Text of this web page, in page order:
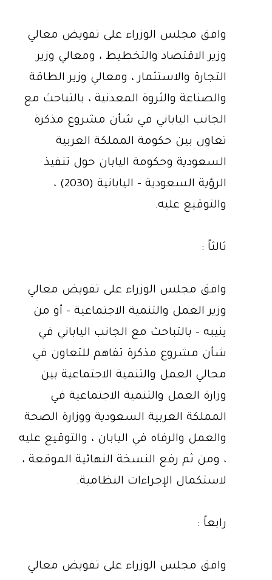
وافق مجلس الوزراء على تفويض معالي
وزير الاقتصاد والتخطيط ، ومعالي وزير
التجارة والاستثمار ، ومعالي وزير الطاقة
والصناعة والثروة المعدنية ، بالتباحث مع
الجانب الياباني في شأن مشروع مذكرة
تعاون بين حكومة المملكة العربية
السعودية وحكومة اليابان حول تنفيذ
الرؤية السعودية - اليابانية (2030) ،
والتوقيع عليه.
ثالثاً :
وافق مجلس الوزراء على تفويض معالي
وزير العمل والتنمية الاجتماعية - أو من
ينيبه - بالتباحث مع الجانب الياباني في
شأن مشروع مذكرة تفاهم للتعاون في
مجالي العمل والتنمية الاجتماعية بين
وزارة العمل والتنمية الاجتماعية في
المملكة العربية السعودية ووزارة الصحة
والعمل والرفاه في اليابان ، والتوقيع عليه
، ومن ثم رفع النسخة النهائية الموقعة ،
لاستكمال الإجراءات النظامية.
رابعاً :
وافق مجلس الوزراء على تفويض معالي